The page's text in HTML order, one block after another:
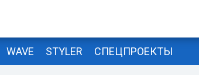
WAVE STYLER СПЕЦПРОЕКТЫ